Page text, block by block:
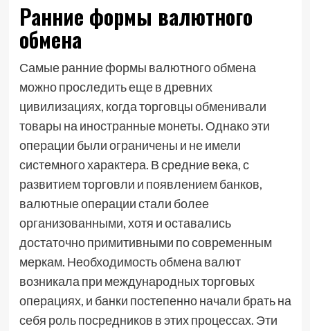
Ранние формы валютного
обмена
Самые ранние формы валютного обмена
можно проследить еще в древних
цивилизациях, когда торговцы обменивали
товары на иностранные монеты. Однако эти
операции были ограничены и не имели
системного характера. В средние века, с
развитием торговли и появлением банков,
валютные операции стали более
организованными, хотя и оставались
достаточно примитивными по современным
меркам. Необходимость обмена валют
возникала при международных торговых
операциях, и банки постепенно начали брать на
себя роль посредников в этих процессах. Эти